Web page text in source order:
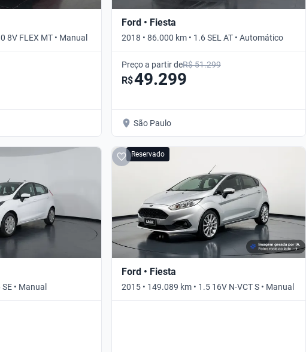
8V FLEX MT • Manual
Ford • Fiesta
2018 • 86.000 km • 1.6 SEL AT • Automático
Preço a partir deR$ 51.299
R$49.299
São Paulo
• Manual
Reservado
Ford • Fiesta
2015 • 149.089 km • 1.5 16V N-VCT S • Manual